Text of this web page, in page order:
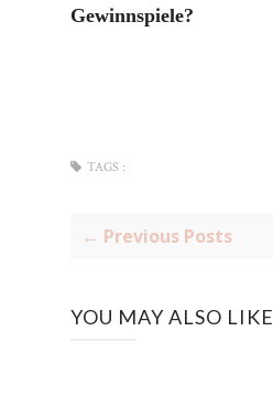
Gewinnspiele?
TAGS :
← Previous Posts
YOU MAY ALSO LIKE